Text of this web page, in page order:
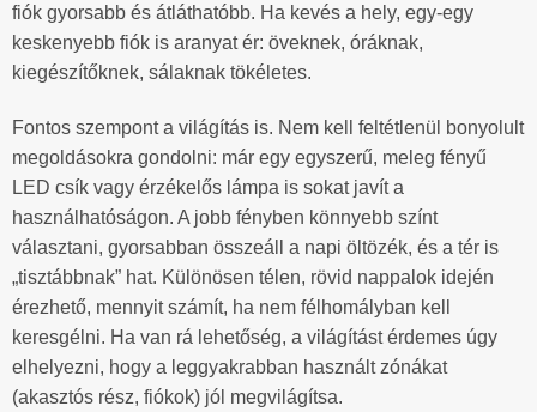
fiók gyorsabb és átláthatóbb. Ha kevés a hely, egy-egy
keskenyebb fiók is aranyat ér: öveknek, óráknak,
kiegészítőknek, sálaknak tökéletes.
Fontos szempont a világítás is. Nem kell feltétlenül bonyolult
megoldásokra gondolni: már egy egyszerű, meleg fényű
LED csík vagy érzékelős lámpa is sokat javít a
használhatóságon. A jobb fényben könnyebb színt
választani, gyorsabban összeáll a napi öltözék, és a tér is
„tisztábbnak” hat. Különösen télen, rövid nappalok idején
érezhető, mennyit számít, ha nem félhomályban kell
keresgélni. Ha van rá lehetőség, a világítást érdemes úgy
elhelyezni, hogy a leggyakrabban használt zónákat
(akasztós rész, fiókok) jól megvilágítsa.